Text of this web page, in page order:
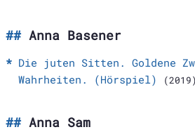
Anna Basener
Die juten Sitten. Goldene
Wahrheiten. (Hörspiel)
(2019)
Anna Sam